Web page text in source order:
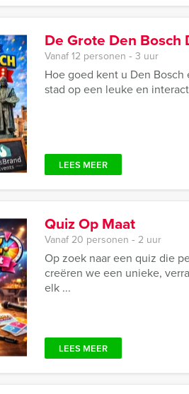
De Grote Den Bosch
Vanaf 12 personen ‐ 3 uur
Hoe goed kent u Den
stad op een leuke en
LEES MEER
Quiz Op Maat
Vanaf 20 personen ‐ 2 uur
Op zoek naar een quiz die
creëren we een unieke,
elk ...
LEES MEER